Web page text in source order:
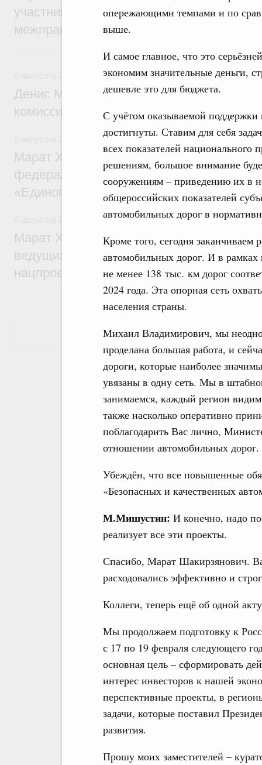
опережающими темпами и по
выше.
И самое главное, что это
экономим значительные деньги,
дешевле это для бюджета.
С учётом оказываемой
достигнуты. Ставим для себя
всех показателей национального
решениям, большое внимание
сооружениям – приведению их в
общероссийских показателей
автомобильных дорог в
Кроме того, сегодня
автомобильных дорог. И в рамках
не менее 138 тыс. км дорог
2024 года. Эта опорная сеть
населения страны.
Михаил Владимирович, мы
проделана большая работа, и
дороги, которые наиболее
увязаны в одну сеть. Мы в
занимаемся, каждый регион
также насколько оперативно
поблагодарить Вас лично,
отношении автомобильных дорог.
Убеждён, что все повышенные
«Безопасных и качественных
М.Мишустин: И конечно, надо
реализует все эти проекты.
Спасибо, Марат Шакирзянович.
расходовались эффективно и
Коллеги, теперь ещё об одной
Мы продолжаем подготовку к
с 17 по 19 февраля следующего
основная цель – сформировать
интерес инвесторов к нашей
перспективные проекты, в
задачи, которые поставил
развития.
Прошу моих заместителей –
участников заседания Евразийского
межправительственного совета
6 августа, четверг
Общие вопросы промышленной политики
Денис Мантуров провёл заседание
комиссии по промышленности
Регулирование в сфере строительства
Марат Хуснуллин: Более 130
федерального значения построено под
«Единого заказчика»
Национальный проект «Инфраструктура
Марат Хуснуллин: Порядка 200
ведущих к спортивным объектам,
нацпроекту «Инфраструктура для
Показать еще